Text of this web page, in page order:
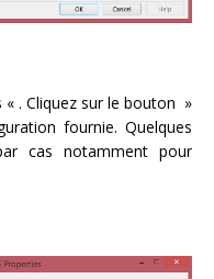
. Cliquez sur le bouton »
fournie. Quelques
cas notamment pour